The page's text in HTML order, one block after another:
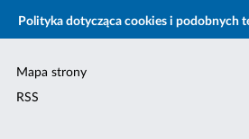
Polityka dotycząca cookies i podobnych
Mapa strony
RSS